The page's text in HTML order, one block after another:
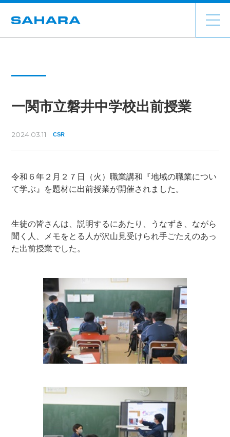
一関市立磐井中学校出前授業
2024.03.11 CSR
令和６年２月２７日（火）職業講和『地域の職業につい
て学ぶ』を題材に出前授業が開催されました。
生徒の皆さんは、説明するにあたり、うなずき、ながら
聞く人、メモをとる人が沢山見受けられ手ごたえのあっ
た出前授業でした。